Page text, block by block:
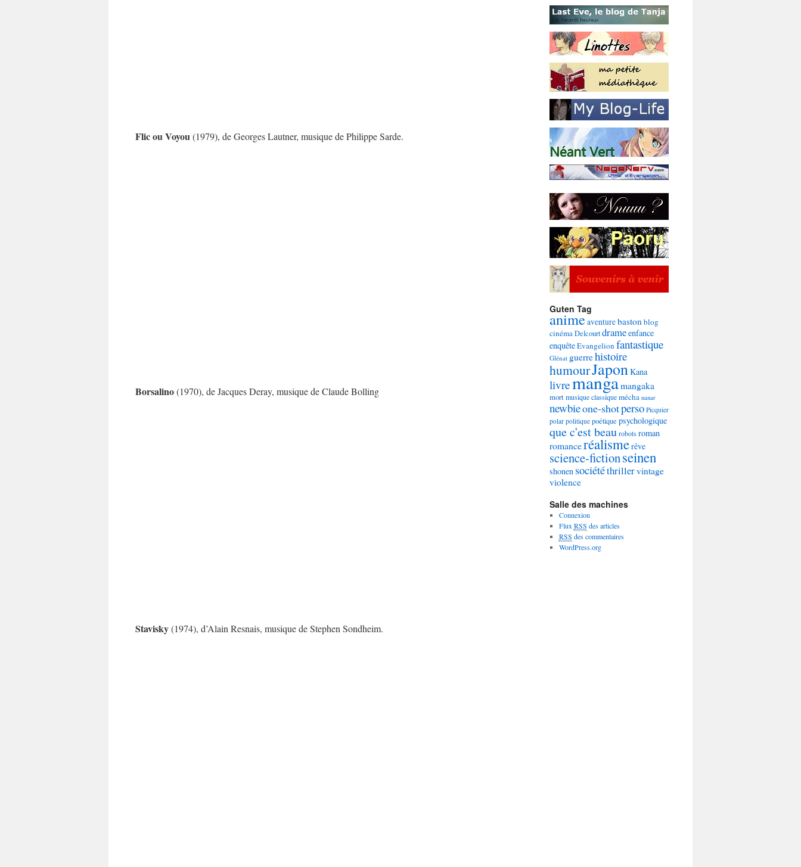
Flic ou Voyou(1979), de Georges Lautner, musique de Philippe Sarde.
Borsalino(1970), de Jacques Deray, musique de Claude Bolling
Stavisky(1974), d’Alain Resnais, musique de Stephen Sondheim.
Guten Tag
animeaventurebaston blog
cinémaDelcourtdrameenfance
enquêteEvangelion fantastique
Glénat guerrehistoire
humourJapon Kana
livremangamangaka
mortmusique classiquemécha nanar
newbieone-shotperso Picquier
polar politique poétique psychologique
que c'est beaurobotsroman
romanceréalismerêve
science-fictionseinen
shonen sociététhrillervintage
violence
Salle des machines
Connexion
Flux RSS des articles
RSS des commentaires
WordPress.org